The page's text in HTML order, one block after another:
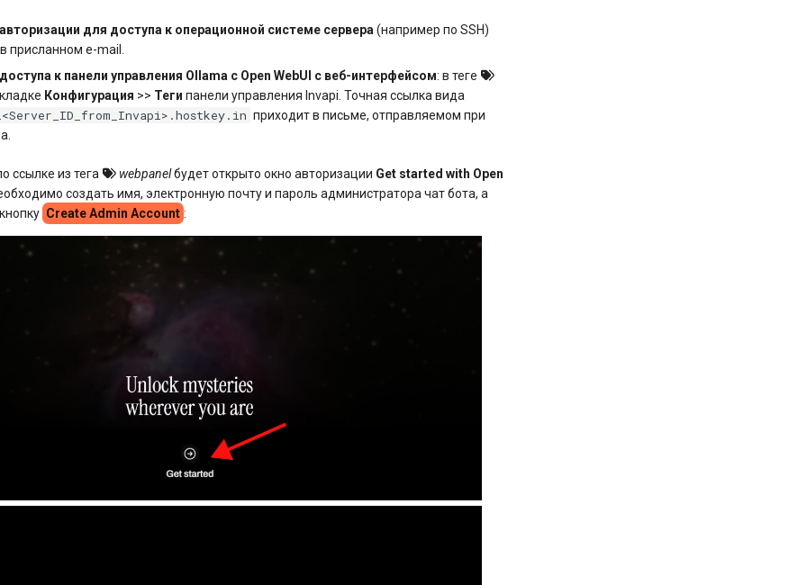
для доступа к операционной системе сервера (например по SSH)
присланном e-mail.
к панели управления Ollama c Open WebUI с веб-интерфейсом: в теге
Конфигурация >> Теги панели управления Invapi. Точная ссылка вида
приходит в письме, отправляемом при
ссылке из тега webpanelбудет открыто окно авторизации Get started with Open
создать имя, электронную почту и пароль администратора чат бота, а
Create Admin Account :